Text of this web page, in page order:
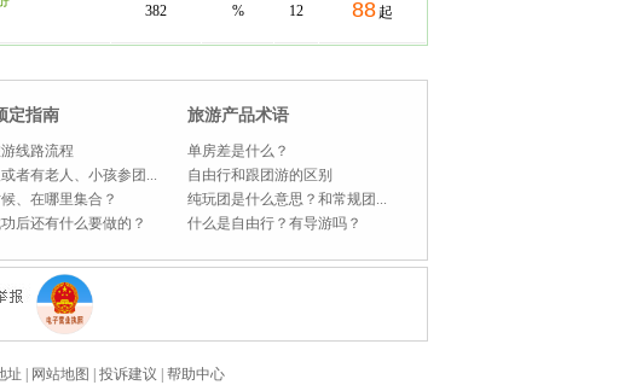
382 % 12 88 起
定指南
线路流程
者有老人、小孩参团...
、在哪里集合？
后还有什么要做的？
旅游产品术语
单房差是什么？
自由行和跟团游的区别
纯玩团是什么意思？和常规团...
什么是自由行？有导游吗？
址 网站地图 投诉建议 帮助中心